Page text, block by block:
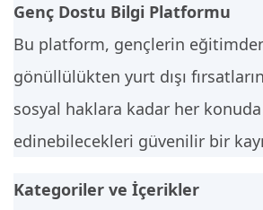
Genç Dostu Bilgi Platformu
Bu platform, gençlerin
gönüllülükten yurt dışı
sosyal haklara kadar her
edinebilecekleri güvenilir bir
Kategoriler ve İçerikler